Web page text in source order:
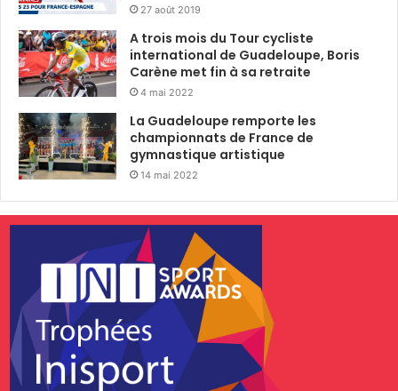
27 août 2019
A trois mois du Tour cycliste
international de Guadeloupe, Boris
Carène met fin à sa retraite
4 mai 2022
La Guadeloupe remporte les
championnats de France de
gymnastique artistique
14 mai 2022